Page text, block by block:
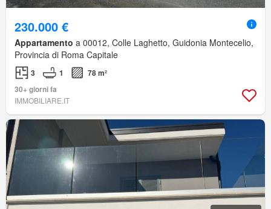
230.000 €
Appartamento a 00012, Colle Laghetto, Guidonia Montecelio,
Provincia di Roma Capitale
3 1
78 m²
30+ giorni fa
IMMOBILIARE.IT